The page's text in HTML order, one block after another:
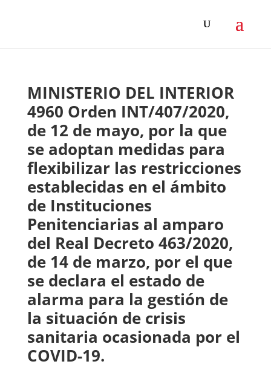
MINISTERIO DEL INTERIOR
4960 Orden INT/407/2020,
de 12 de mayo, por la que
se adoptan medidas para
flexibilizar las restricciones
establecidas en el ámbito
de Instituciones
Penitenciarias al amparo
del Real Decreto 463/2020,
de 14 de marzo, por el que
se declara el estado de
alarma para la gestión de
la situación de crisis
sanitaria ocasionada por el
COVID-19.